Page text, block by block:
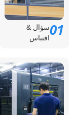
سؤال &
اقتباس